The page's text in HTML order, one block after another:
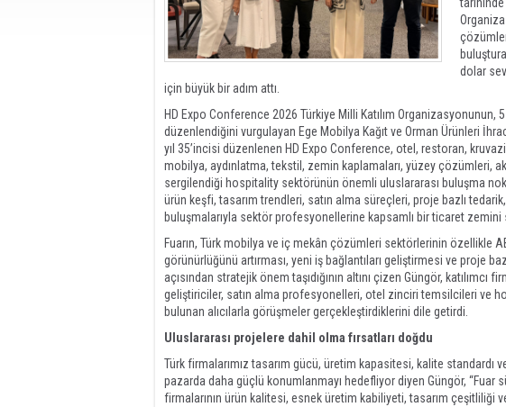
dolar
için büyük bir adım attı.
HD Expo Conference 2026 Türkiye Milli Katılım Organizasyonunun,
düzenlendiğini vurgulayan Ege Mobilya Kağıt ve Orman Ürünleri
yıl 35’incisi düzenlenen HD Expo Conference, otel, restoran,
mobilya, aydınlatma, tekstil, zemin kaplamaları, yüzey çözümleri,
sergilendiği hospitality sektörünün önemli uluslararası buluşma
ürün keşfi, tasarım trendleri, satın alma süreçleri, proje bazlı
buluşmalarıyla sektör profesyonellerine kapsamlı bir ticaret zemini
Fuarın, Türk mobilya ve iç mekân çözümleri sektörlerinin özellikle
görünürlüğünü artırması, yeni iş bağlantıları geliştirmesi ve proje
açısından stratejik önem taşıdığının altını çizen Güngör,
geliştiriciler, satın alma profesyonelleri, otel zinciri temsilcileri ve
bulunan alıcılarla görüşmeler gerçekleştirdiklerini dile getirdi.
Uluslararası projelere dahil olma fırsatları doğdu
Türk firmalarımız tasarım gücü, üretim kapasitesi, kalite standardı
pazarda daha güçlü konumlanmayı hedefliyor diyen Güngör,
firmalarının ürün kalitesi, esnek üretim kabiliyeti, tasarım